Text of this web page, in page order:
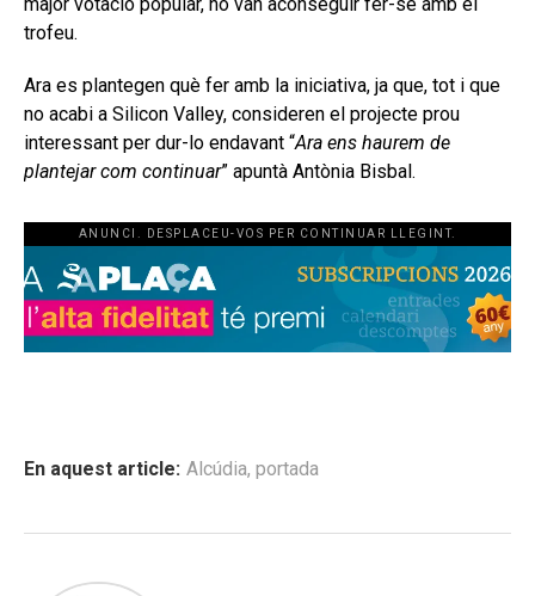
trofeu.
Ara es plantegen què fer amb la iniciativa, ja que, tot i que
no acabi a Silicon Valley, consideren el projecte prou
interessant per dur-lo endavant “Ara ens haurem de
plantejar com continuar” apuntà Antònia Bisbal.
ANUNCI. DESPLACEU-VOS PER CONTINUAR LLEGINT.
En aquest article: Alcúdia, portada